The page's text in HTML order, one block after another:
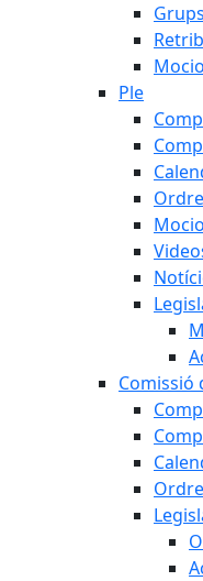
Ple
Comissió